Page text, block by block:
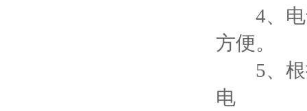
4、电气
方便。
5、根据
电